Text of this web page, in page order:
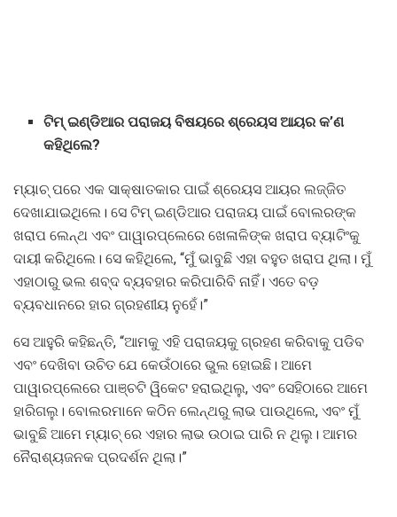
ଟିମ୍ ଇଣ୍ଡିଆର ପରାଜୟ ବିଷୟରେ ଶ୍ରେୟସ ଆୟର କ’ଣ
କହିଥିଲେ?
ମ୍ୟାଚ୍ ପରେ ଏକ ସାକ୍ଷାତକାର ପାଇଁ ଶ୍ରେୟସ ଆୟର ଲଜ୍ଜିତ
ଦେଖାଯାଇଥିଲେ। ସେ ଟିମ୍ ଇଣ୍ଡିଆର ପରାଜୟ ପାଇଁ ବୋଲରଙ୍କ
ଖରାପ ଲେନ୍ଥ ଏବଂ ପାୱାରପ୍ଲେରେ ଖେଳାଳିଙ୍କ ଖରାପ ବ୍ୟାଟିଂକୁ
ଦାୟୀ କରିଥିଲେ। ସେ କହିଥିଲେ, “ମୁଁ ଭାବୁଛି ଏହା ବହୁତ ଖରାପ ଥିଲା। ମୁଁ
ଏହାଠାରୁ ଭଲ ଶବ୍ଦ ବ୍ୟବହାର କରିପାରିବି ନାହିଁ। ଏତେ ବଡ଼
ବ୍ୟବଧାନରେ ହାର ଗ୍ରହଣୀୟ ନୁହେଁ।”
ସେ ଆହୁରି କହିଛନ୍ତି, “ଆମକୁ ଏହି ପରାଜୟକୁ ଗ୍ରହଣ କରିବାକୁ ପଡିବ
ଏବଂ ଦେଖିବା ଉଚିତ ଯେ କେଉଁଠାରେ ଭୁଲ ହୋଇଛି। ଆମେ
ପାୱାରପ୍ଲେରେ ପାଞ୍ଚଟି ୱିକେଟ ହରାଇଥିଲୁ, ଏବଂ ସେହିଠାରେ ଆମେ
ହାରିଗଲୁ। ବୋଲରମାନେ କଠିନ ଲେନ୍ଥରୁ ଲାଭ ପାଉଥିଲେ, ଏବଂ ମୁଁ
ଭାବୁଛି ଆମେ ମ୍ୟାଚ୍ ରେ ଏହାର ଲାଭ ଉଠାଇ ପାରି ନ ଥିଲୁ। ଆମର
ନୈରାଶ୍ୟଜନକ ପ୍ରଦର୍ଶନ ଥିଲା।”